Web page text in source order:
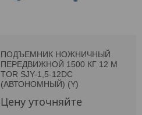
ПОДЪЕМНИК НОЖНИЧНЫЙ
ПЕРЕДВИЖНОЙ 1500 КГ 12 М
TOR SJY-1,5-12DC
(АВТОНОМНЫЙ) (Y)
Цену уточняйте